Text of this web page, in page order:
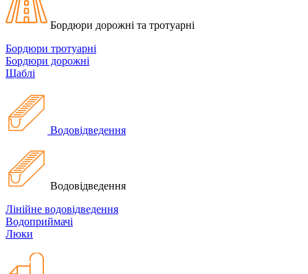
Бордюри дорожні та тротуарні
Бордюри тротуарні
Бордюри дорожні
Щаблі
Водовідведення
Водовідведення
Лінійне водовідведення
Водоприймачі
Люки